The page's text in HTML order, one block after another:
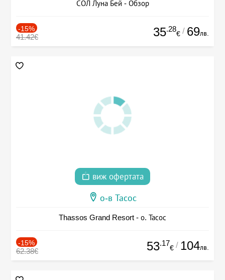
СОЛ Луна Бей - Обзор
-15%
41.42€ 35.28
€ / 69лв.
виж офертата
о-в Тасос
Thassos Grand Resort - о. Тасос
-15%
62.38€ 53.17
€ / 104лв.